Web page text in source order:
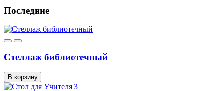
Последние
Стеллаж библиотечный
В корзину